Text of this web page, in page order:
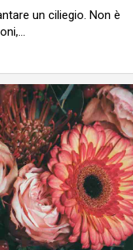
un ciliegio. Non è